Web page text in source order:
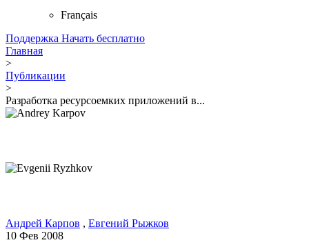
Français
Поддержка Начать бесплатно
Главная
>
Публикации
>
Разработка ресурсоемких приложений в...
Андрей Карпов , Евгений Рыжков
10 Фев 2008